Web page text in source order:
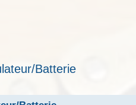
Batterie